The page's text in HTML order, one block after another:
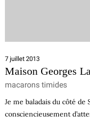
7 juillet 2013
Maison Georges
macarons timides
Je me baladais du côté
consciencieusement